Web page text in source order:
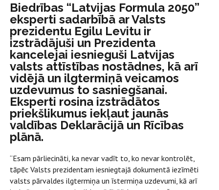
Biedrības “Latvijas Formula 2050”
eksperti sadarbībā ar Valsts
prezidentu Egilu Levitu ir
izstrādājuši un Prezidenta
kancelejai iesnieguši Latvijas
valsts attīstības nostādnes, kā arī
vidējā un ilgtermiņā veicamos
uzdevumus to sasniegšanai.
Eksperti rosina izstrādātos
priekšlikumus iekļaut jaunās
valdības Deklarācijā un Rīcības
plānā.
“Esam pārliecināti, ka nevar vadīt to, ko nevar kontrolēt,
tāpēc Valsts prezidentam iesniegtajā dokumentā iezīmēti
valsts pārvaldes ilgtermiņa un īstermiņa uzdevumi, kā arī